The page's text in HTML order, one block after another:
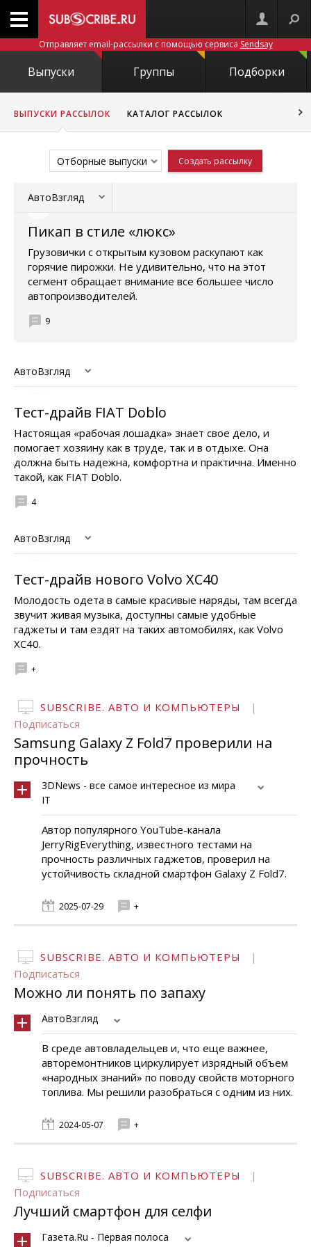
Отправляет email-рассылки с помощью сервиса Sendsay
Выпуски Группы Подборки
ВЫПУСКИ РАССЫЛОК КАТАЛОГ РАССЫЛОК
Отборные выпуски Создать рассылку
АвтоВзгляд
Пикап в стиле «люкс»
Грузовички с открытым кузовом раскупают как
горячие пирожки. Не удивительно, что на этот
сегмент обращает внимание все большее число
автопроизводителей.
9
АвтоВзгляд
Тест-драйв FIAT Doblo
Настоящая «рабочая лошадка» знает свое дело, и
помогает хозяину как в труде, так и в отдыхе. Она
должна быть надежна, комфортна и практична. Именно
такой, как FIAT Doblo.
4
АвтоВзгляд
Тест-драйв нового Volvо XC40
Молодость одета в самые красивые наряды, там всегда
звучит живая музыка, доступны самые удобные
гаджеты и там ездят на таких автомобилях, как Volvo
XC40.
+
SUBSCRIBE. АВТО И КОМПЬЮТЕРЫ
|
Подписаться
Samsung Galaxy Z Fold7 проверили на
прочность
3DNews - все самое интересное из мира
IT
Автор популярного YouTube-канала
JerryRigEverything, известного тестами на
прочность различных гаджетов, проверил на
устойчивость складной смартфон Galaxy Z Fold7.
2025-07-29 +
SUBSCRIBE. АВТО И КОМПЬЮТЕРЫ
|
Подписаться
Можно ли понять по запаху
АвтоВзгляд
В среде автовладельцев и, что еще важнее,
авторемонтников циркулирует изрядный объем
«народных знаний» по поводу свойств моторного
топлива. Мы решили разобраться с одним из них.
2024-05-07 +
SUBSCRIBE. АВТО И КОМПЬЮТЕРЫ
|
Подписаться
Лучший смартфон для селфи
Газета.Ru - Первая полоса